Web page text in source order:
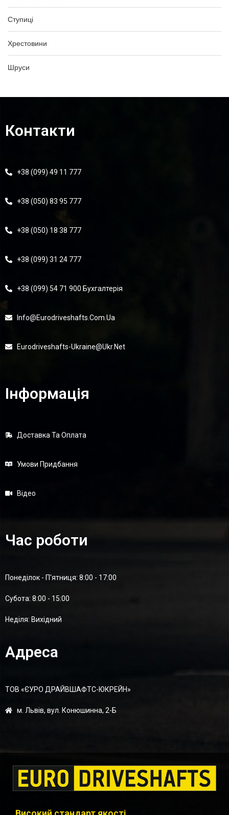
Ступиці
Хрестовини
Шруси
Контакти
+38 (099) 49 11 777
+38 (050) 83 95 777
+38 (050) 18 38 777
+38 (099) 31 24 777
+38 (099) 54 71 900 Бухгалтерія
Info@eurodriveshafts.com.ua
Eurodriveshafts-Ukraine@ukr.net
Інформація
Доставка Та Оплата
Умови Придбання
Відео
Час роботи
Понеділок - П'ятниця: 8:00 - 17:00
Суботa: 8:00 - 15:00
Неділя: Вихідний
Адреса
ТОВ «ЄУРО ДРАЙВШАФТC-ЮКРЕЙН»
м. Львів, вул. Конюшинна, 2-Б